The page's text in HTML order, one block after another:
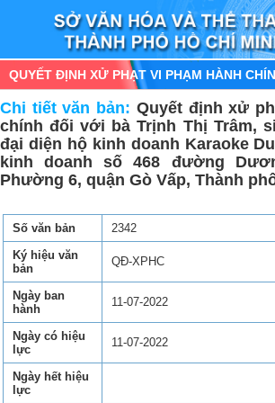
QUYẾT ĐỊNH XỬ PHẠT VI PHẠM HÀNH
Chi tiết văn bản: Quyết định xử
chính đối với bà Trịnh Thị Trâm,
đại diện hộ kinh doanh Karaoke
kinh doanh số 468 đường
Phường 6, quận Gò Vấp, Thành
Số văn bản
2342
Ký hiệu văn
bản
QĐ-XPHC
Ngày ban
hành
11-07-2022
Ngày có hiệu
lực
11-07-2022
Ngày hết hiệu
lực